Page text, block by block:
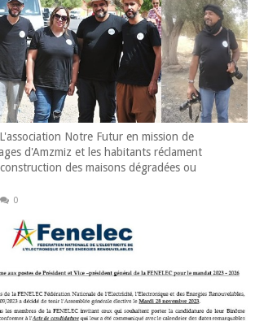
Notre Futur en mission de
d'Amzmiz et les habitants réclament
des maisons dégradées ou
0